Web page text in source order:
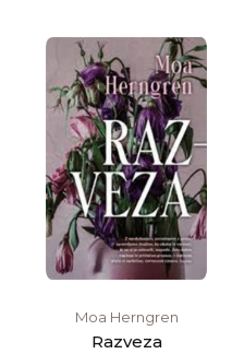
Moa Herngren
Razveza